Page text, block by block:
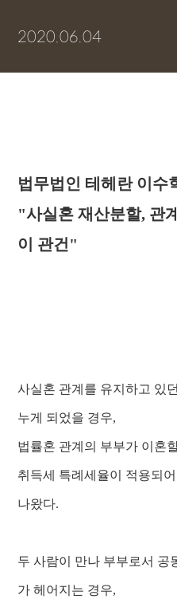
2020.06.04
법무법인 테헤란 이수
"사실혼 재산분할, 관
이 관건"
사실혼 관계를 유지하고 있
누게 되었을 경우,
법률혼 관계의 부부가 이혼
취득세 특례세율이 적용되
나왔다.
두 사람이 만나 부부로서 공
가 헤어지는 경우,